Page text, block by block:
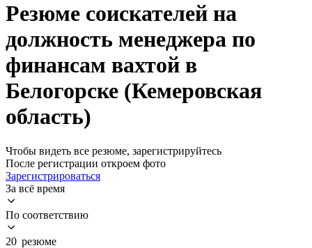
Резюме соискателей на
должность менеджера по
финансам вахтой в
Белогорске (Кемеровская
область)
Чтобы видеть все резюме, зарегистрируйтесь
После регистрации откроем фото
Зарегистрироваться
За всё время
По соответствию
20 резюме